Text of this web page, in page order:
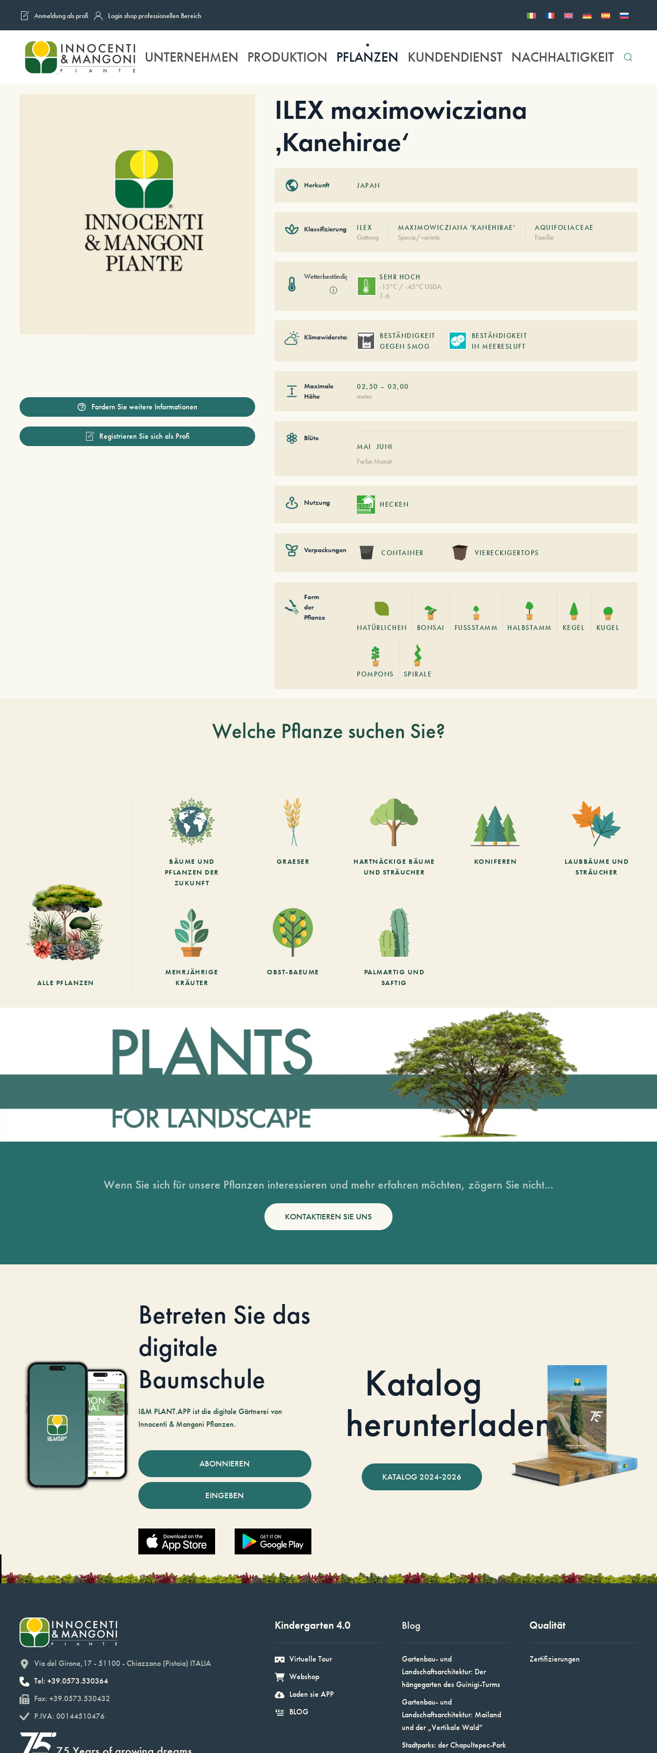
Skip to main content
Anmeldung als profi Login shop professionellen Bereich
UNTERNEHMEN PRODUKTION PFLANZEN KUNDENDIENST NACHHALTIGKEIT
Fordern Sie weitere Informationen
Registrieren Sie sich als Profi
ILEX maximowicziana
‚Kanehirae‘
Herkunft JAPAN
Klassifizierung
ILEX
Gattung
MAXIMOWICZIANA 'KANEHIRAE'
Specie/varietà
AQUIFOLIACEAE
Familie
Wetterbeständigkeit
ⓘ
SEHR HOCH
-15°C / -45°C USDA
1-6
Klimawiderstand
BESTÄNDIGKEIT
GEGEN SMOG
BESTÄNDIGKEIT
IN MEERESLUFT
Maximale
Höhe
02,50 –03,00
meter
Blüte
MAI
JUNI
Farbe Monat
Nutzung HECKEN
Verpackungen CONTAINER VIERECKIGERTOPS
Form
der
Pflanze
NATÜRLICHEN
BONSAI FUSSSTAMM HALBSTAMM KEGEL KUGEL
POMPONS SPIRALE
Welche Pflanze suchen Sie?
ALLE PFLANZEN
BÄUME UND
PFLANZEN DER
ZUKUNFT
GRAESER
HARTNÄCKIGE BÄUME
UND STRÄUCHER
KONIFEREN
LAUBBÄUME UND
STRÄUCHER
MEHRJÄHRIGE
KRÄUTER
OBST-BAEUME
PALMARTIG UND
SAFTIG
Wenn Sie sich für unsere Pflanzen interessieren und mehr erfahren möchten, zögern Sie nicht...
KONTAKTIEREN SIE UNS
Betreten Sie das
digitale
Baumschule
I&M PLANT.APP ist die digitale Gärtnerei von
Innocenti & Mangoni Pflanzen.
ABONNIEREN
EINGEBEN
Katalog
herunterladen
KATALOG 2024-2026
Via del Girone,17 - 51100 - Chiazzano (Pistoia) ITALIA
Tel: +39.0573.530364
Fax: +39.0573.530432
P.IVA: 00144510476
Kindergarten 4.0
Virtuelle Tour
Webshop
Laden sie APP
BLOG
Blog
Gartenbau- und
Landschaftsarchitektur: Der
hängegarten des Guinigi-Turms
Gartenbau- und
Landschaftsarchitektur: Mailand
und der „Vertikale Wald“
Stadtparks: der Chapultepec-Park
Qualität
Zertifizierungen